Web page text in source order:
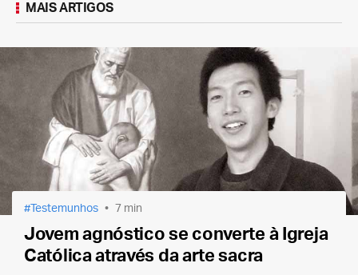
MAIS ARTIGOS
Testemunhos 7 min
Jovem agnóstico se converte à Igreja
Católica através da arte sacra